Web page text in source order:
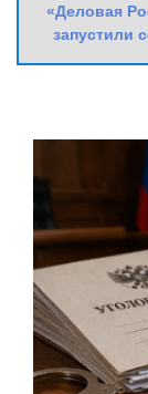
«Деловая
запустили